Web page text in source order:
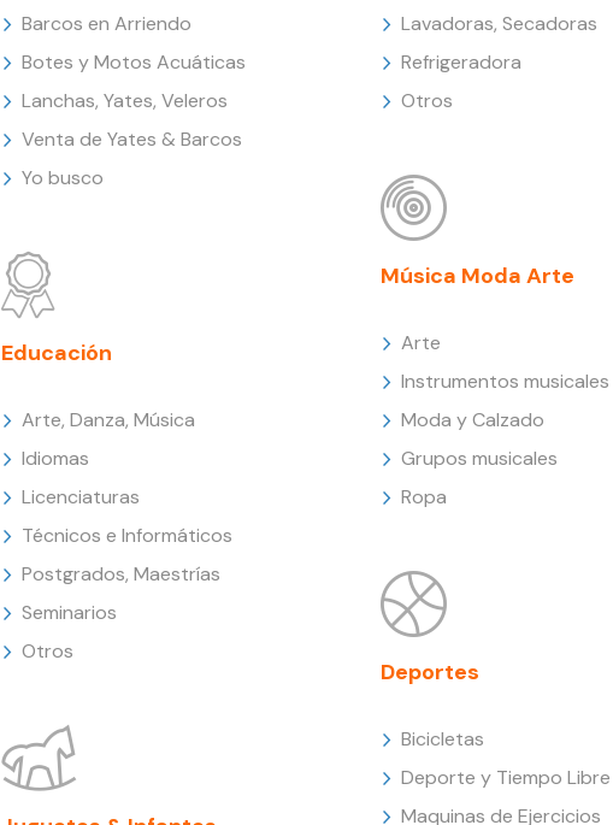
Barcos en Arriendo
Botes y Motos Acuáticas
Lanchas, Yates, Veleros
Venta de Yates & Barcos
Yo busco
Educación
Arte, Danza, Música
Idiomas
Licenciaturas
Técnicos e Informáticos
Postgrados, Maestrías
Seminarios
Otros
Lavadoras, Secadoras
Refrigeradora
Otros
Música Moda Arte
Arte
Instrumentos musicales
Moda y Calzado
Grupos musicales
Ropa
Deportes
Bicicletas
Deporte y Tiempo Libre
Maquinas de Ejercicios